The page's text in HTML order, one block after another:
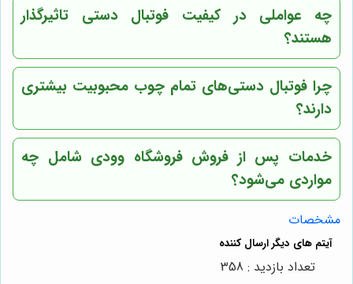
چه عواملی در کیفیت فوتبال دستی تاثیرگذار
هستند؟
چرا فوتبال دستی‌های تمام چوب محبوبیت بیشتری
دارند؟
خدمات پس از فروشفروشگاه وودی شامل چه
مواردی می‌شود؟
مشخصات
تعداد بازدید : 358